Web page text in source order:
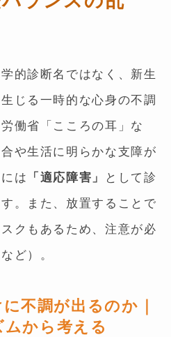
的診断名ではなく、新生
じる一時的な心身の不調
働省「こころの耳」な
や生活に明らかな支障が
は
「適応障害」
として診
。また、放置することで
クもあるため、注意が必
ど）。
不調が出るのか｜
ムから考える